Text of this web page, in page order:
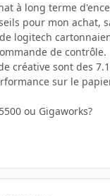
à long terme
pour mon
de logitech
de contrôle.
créative sont des
sur le
ou Gigaworks?